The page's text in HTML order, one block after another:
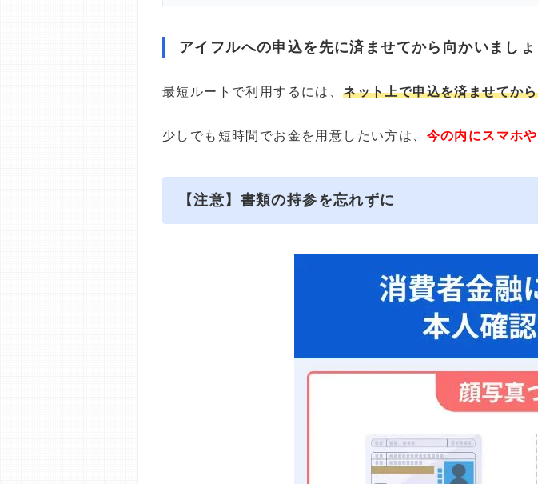
アイフルへの申込を先に済ませてから向かいましょ
最短ルートで利用するには、ネット上で申込を済ませてか
少しでも短時間でお金を用意したい方は、 今の内にスマホ
【注意】書類の持参を忘れずに